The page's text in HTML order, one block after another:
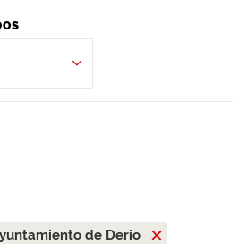
de Derio